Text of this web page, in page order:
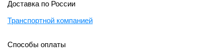
Доставка по России
Транспортной компанией
Способы оплаты